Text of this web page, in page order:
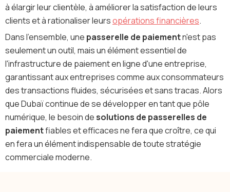
à élargir leur clientèle, à améliorer la satisfaction de leurs
clients et à rationaliser leursopérations financières.
Dans l'ensemble, une passerelle de paiementn'est pas
seulement un outil, mais un élément essentiel de
l'infrastructure de paiement en ligne d'une entreprise,
garantissant aux entreprises comme aux consommateurs
des transactions fluides, sécurisées et sans tracas. Alors
que Dubaï continue de se développer en tant que pôle
numérique, le besoin desolutions de passerelles de
paiementfiables et efficaces ne fera que croître, ce qui
en fera un élément indispensable de toute stratégie
commerciale moderne.